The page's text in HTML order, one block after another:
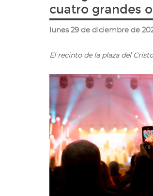
a
la
página
inicio
cuatro grandes
lunes 29 de diciembre de
El recinto de la plaza del